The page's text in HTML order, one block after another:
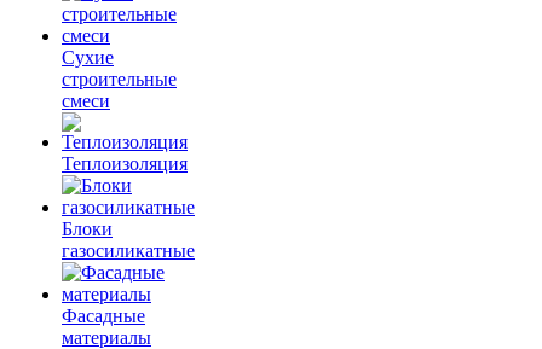
Сухие
строительные
смеси
Теплоизоляция
Блоки
газосиликатные
Фасадные
материалы